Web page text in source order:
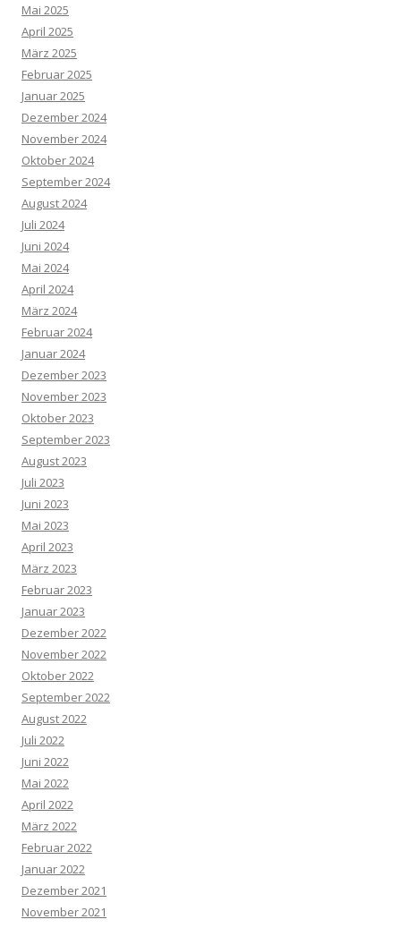
Mai 2025
April 2025
März 2025
Februar 2025
Januar 2025
Dezember 2024
November 2024
Oktober 2024
September 2024
August 2024
Juli 2024
Juni 2024
Mai 2024
April 2024
März 2024
Februar 2024
Januar 2024
Dezember 2023
November 2023
Oktober 2023
September 2023
August 2023
Juli 2023
Juni 2023
Mai 2023
April 2023
März 2023
Februar 2023
Januar 2023
Dezember 2022
November 2022
Oktober 2022
September 2022
August 2022
Juli 2022
Juni 2022
Mai 2022
April 2022
März 2022
Februar 2022
Januar 2022
Dezember 2021
November 2021